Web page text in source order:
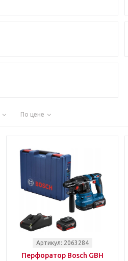
По цене
Артикул: 2063284
Перфоратор Bosch GBH